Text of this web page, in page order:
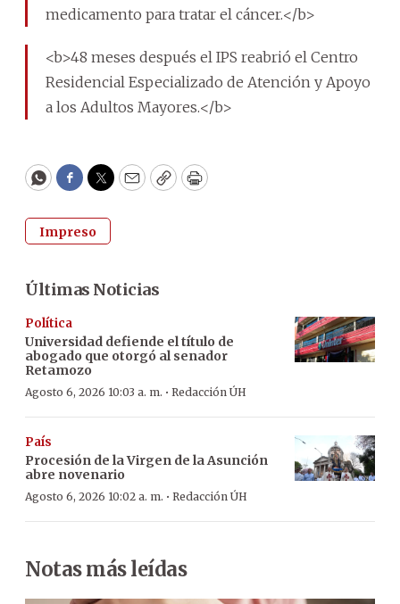
medicamento para tratar el cáncer.</b>
<b>48 meses después el IPS reabrió el Centro
Residencial Especializado de Atención y Apoyo
a los Adultos Mayores.</b>
WhatsApp
Facebook
Twitter
EmailCopyPrint
Impreso
Últimas Noticias
Política
Universidad defiende el título de
abogado que otorgó al senador
Retamozo
Agosto 6, 2026 10:03 a. m. · Redacción ÚH
País
Procesión de la Virgen de la Asunción
abre novenario
Agosto 6, 2026 10:02 a. m. · Redacción ÚH
Notas más leídas